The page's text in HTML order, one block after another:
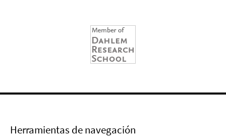
Herramientas de navegación